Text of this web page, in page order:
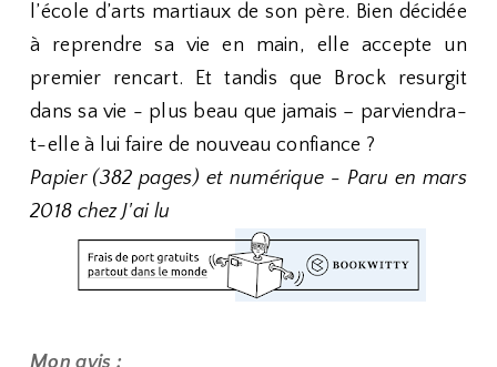
l’école d’arts martiaux de son père. Bien décidée
à reprendre sa vie en main, elle accepte un
premier rencart. Et tandis que Brock resurgit
dans sa vie - plus beau que jamais – parviendra-
t-elle à lui faire de nouveau confiance ?
Papier (382 pages) et numérique - Paru en mars
2018 chez J'ai lu
Mon avis :